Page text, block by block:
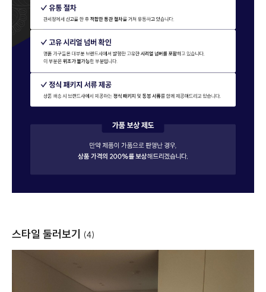
스타일 둘러보기 (4)